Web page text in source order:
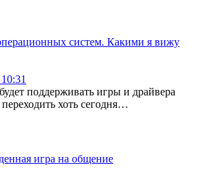
систем. Какими я вижу
поддерживать игры и драйвера
хоть сегодня…
игра на общение